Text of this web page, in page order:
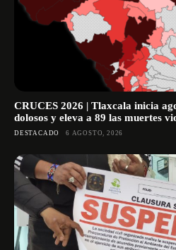
CRUCES 2026 | Tlaxcala inicia
dolosos y eleva a 89 las muertes
DESTACADO 6 AGOSTO, 2026